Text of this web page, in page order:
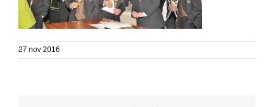
27 nov 2016